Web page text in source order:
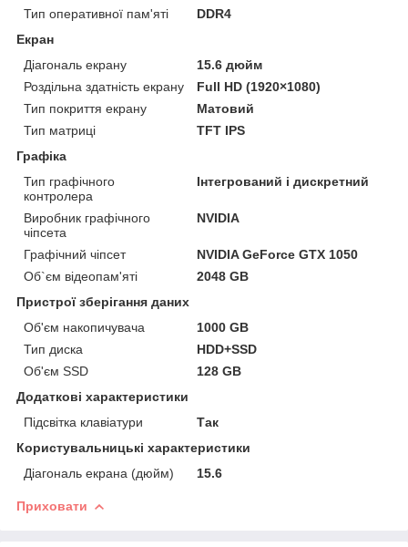
Тип оперативної пам'яті
DDR4
Екран
Діагональ екрану
15.6 дюйм
Роздільна здатність екрану
Full HD (1920×1080)
Тип покриття екрану
Матовий
Тип матриці
TFT IPS
Графіка
Тип графічного
контролера
Інтегрований і дискретний
Виробник графічного
чіпсета
NVIDIA
Графічний чіпсет
NVIDIA GeForce GTX 1050
Об`єм відеопам'яті
2048 GB
Пристрої зберігання даних
Об'єм накопичувача
1000 GB
Тип диска
HDD+SSD
Об'єм SSD
128 GB
Додаткові характеристики
Підсвітка клавіатури
Так
Користувальницькі характеристики
Діагональ екрана (дюйм)
15.6
Приховати